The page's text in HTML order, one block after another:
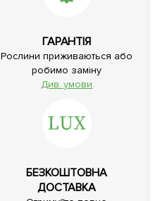
ГАРАНТІЯ
Рослини приживаються або
робимо заміну
Див. умови
БЕЗКОШТОВНА
ДОСТАВКА